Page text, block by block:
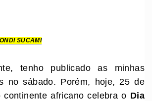
SUCAMI
tenho publicado as minhas
no sábado. Porém, hoje, 25 de
continente africano celebra o Dia